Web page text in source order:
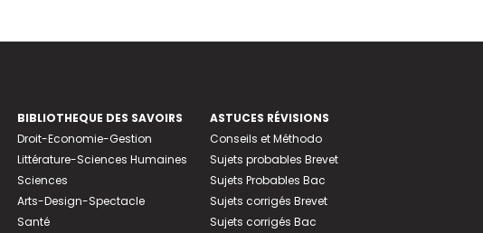
BIBLIOTHEQUE DES SAVOIRS
Droit-Economie-Gestion
Littérature-Sciences Humaines
Sciences
Arts-Design-Spectacle
Santé
ASTUCES RÉVISIONS
Conseils et Méthodo
Sujets probables Brevet
Sujets Probables Bac
Sujets corrigés Brevet
Sujets corrigés Bac